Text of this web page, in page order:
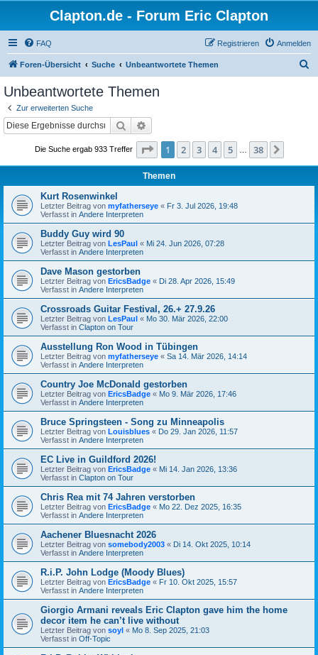
Clapton.de - Forum Eric Clapton
FAQ Anmelden
Registrieren
Foren-Übersicht Suche Unbeantwortete Themen
Unbeantwortete Themen
Zur erweiterten Suche
Suche
Die Suche ergab 933 Treffer Seite 1von 38
1 2 3 4 5 38
Themen
Kurt Rosenwinkel
Letzter Beitrag von myfatherseye « Fr 3. Jul 2026, 19:48
Verfasst in Andere Interpreten
Buddy Guy wird 90
Letzter Beitrag von LesPaul « Mi 24. Jun 2026, 07:28
Verfasst in Andere Interpreten
Dave Mason gestorben
Letzter Beitrag von EricsBadge « Di 28. Apr 2026, 15:49
Verfasst in Andere Interpreten
Crossroads Guitar Festival, 26.+ 27.9.26
Letzter Beitrag von LesPaul « Mo 30. Mär 2026, 22:00
Verfasst in Clapton on Tour
Ausstellung Ron Wood in Tübingen
Letzter Beitrag von myfatherseye « Sa 14. Mär 2026, 14:14
Verfasst in Andere Interpreten
Country Joe McDonald gestorben
Letzter Beitrag von EricsBadge « Mo 9. Mär 2026, 17:46
Verfasst in Andere Interpreten
Bruce Springsteen - Song zu Minneapolis
Letzter Beitrag von Louisblues « Do 29. Jan 2026, 11:57
Verfasst in Andere Interpreten
EC Live in Guildford 2026!
Letzter Beitrag von EricsBadge « Mi 14. Jan 2026, 13:36
Verfasst in Clapton on Tour
Chris Rea mit 74 Jahren verstorben
Letzter Beitrag von EricsBadge « Mo 22. Dez 2025, 16:35
Verfasst in Andere Interpreten
Aachener Bluesnacht 2026
Letzter Beitrag von somebody2003 « Di 14. Okt 2025, 10:14
Verfasst in Andere Interpreten
R.i.P. John Lodge (Moody Blues)
Letzter Beitrag von EricsBadge « Fr 10. Okt 2025, 15:57
Verfasst in Andere Interpreten
Giorgio Armani reveals Eric Clapton gave him the home
decor item he can’t live without
Letzter Beitrag von soyl « Mo 8. Sep 2025, 21:03
Verfasst in Off-Topic